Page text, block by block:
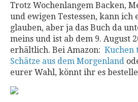
Trotz Wochenlangem Backen,
und ewigen Testessen, kann ich
glauben, aber ja das Buch da
meins und ist ab dem 9. August
erhältlich. Bei Amazon: Kuchen
Schätze aus dem Morgenland
eurer Wahl, könnt ihr es